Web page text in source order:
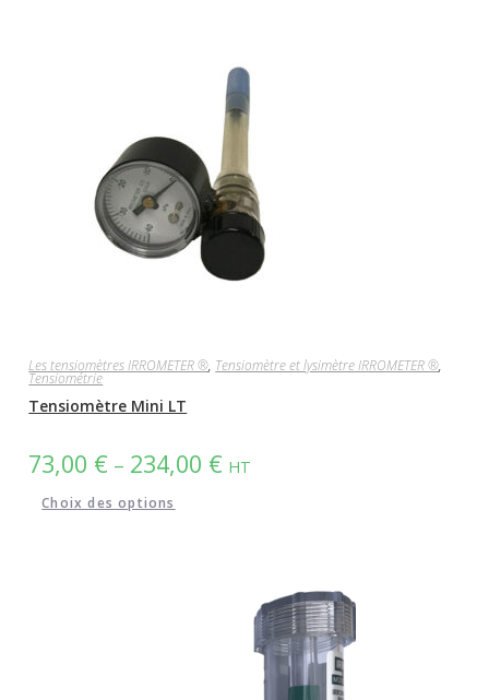
Les tensiomètres IRROMETER ®, Tensiomètre et lysimètre IRROMETER ®,
Tensiométrie
Tensiomètre Mini LT
73,00 € – 234,00 € HT
Choix des options